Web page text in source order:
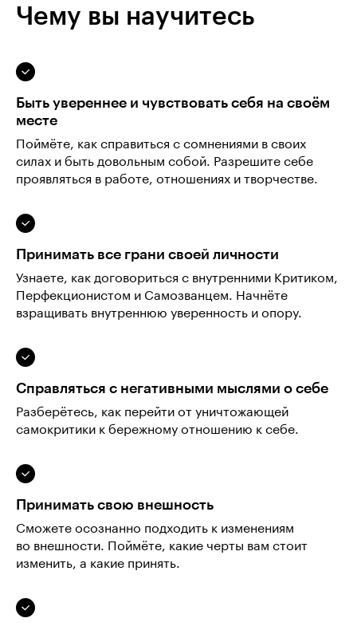
Чему вы научитесь
Быть увереннее и чувствовать себя на своём
месте
Поймёте, как справиться с сомнениями в своих
силах и быть довольным собой. Разрешите себе
проявляться в работе, отношениях и творчестве.
Принимать все грани своей личности
Узнаете, как договориться с внутренними Критиком,
Перфекционистом и Самозванцем. Начнёте
взращивать внутреннюю уверенность и опору.
Справляться с негативными мыслями о себе
Разберётесь, как перейти от уничтожающей
самокритики к бережному отношению к себе.
Принимать свою внешность
Сможете осознанно подходить к изменениям
во внешности. Поймёте, какие черты вам стоит
изменить, а какие принять.